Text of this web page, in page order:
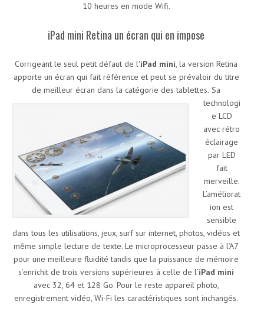
10 heures en mode Wifi.
iPad mini Retina un écran qui en impose
Corrigeant le seul petit défaut de l’iPad mini, la version Retina
apporte un écran qui fait référence et peut se prévaloir du titre
de meilleur écran dans la catégorie des tablettes. Sa
technologi
e LCD
avec rétro
éclairage
par LED
fait
merveille.
L’améliorat
ion est
sensible
dans tous les utilisations, jeux, surf sur internet, photos, vidéos et
même simple lecture de texte. Le microprocesseur passe à l’A7
pour une meilleure fluidité tandis que la puissance de mémoire
s’enrichit de trois versions supérieures à celle de l’iPad mini
avec 32, 64 et 128 Go. Pour le reste appareil photo,
enregistrement vidéo, Wi-Fi les caractéristiques sont inchangés.